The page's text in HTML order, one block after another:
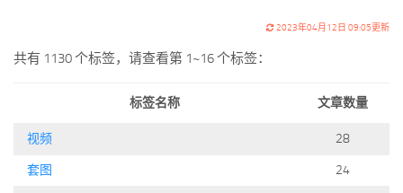
读者
论坛
论坛搜索
2023年04月12日 09:05更新
共有 1130 个标签，请查看第 1~16 个标签：
标签名称 文章数量
视频 28
套图 24